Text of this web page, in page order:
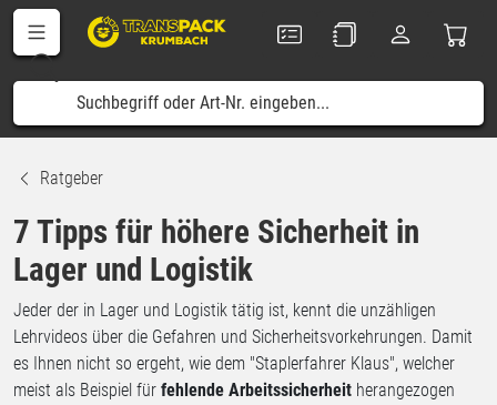
Ratgeber
7 Tipps für höhere Sicherheit in
Lager und Logistik
Jeder der in Lager und Logistik tätig ist, kennt die unzähligen
Lehrvideos über die Gefahren und Sicherheitsvorkehrungen. Damit
es Ihnen nicht so ergeht, wie dem "Staplerfahrer Klaus", welcher
meist als Beispiel für fehlende Arbeitssicherheit herangezogen